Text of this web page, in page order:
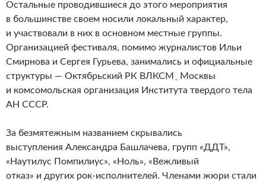
Остальные проводившиеся до этого мероприятия
в большинстве своем носили локальный характер,
и участвовали в них в основном местные группы.
Организацией фестиваля, помимо журналистов Ильи
Смирнова и Сергея Гурьева, занимались и официальные
структуры — Октябрьский РК ВЛКСМ
Москвы
и комсомольская организация Института твердого тела
АН СССР.
За безмятежным названием скрывались
выступления Александра Башлачева, групп «ДДТ»,
«Наутилус Помпилиус», «Ноль», «Вежливый
отказ» и других рок-исполнителей. Членами жюри стали